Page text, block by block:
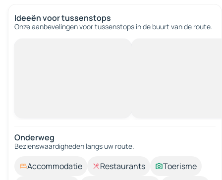
Ideeën voor tussenstops
Onze aanbevelingen voor tussenstops in de buurt van de route.
Onderweg
Bezienswaardigheden langs uw route.
Accommodatie Restaurants
Toerisme